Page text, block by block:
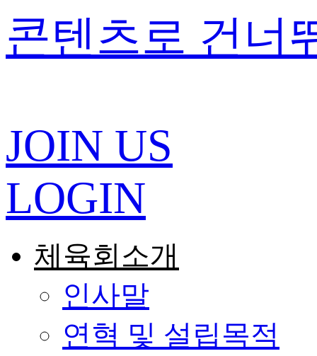
콘텐츠로 건너
JOIN US
LOGIN
체육회소개
인사말
연혁 및 설립목적